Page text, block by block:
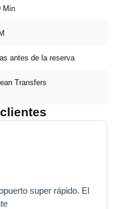
Min
antes de la reserva
Transfers
super rápido. El